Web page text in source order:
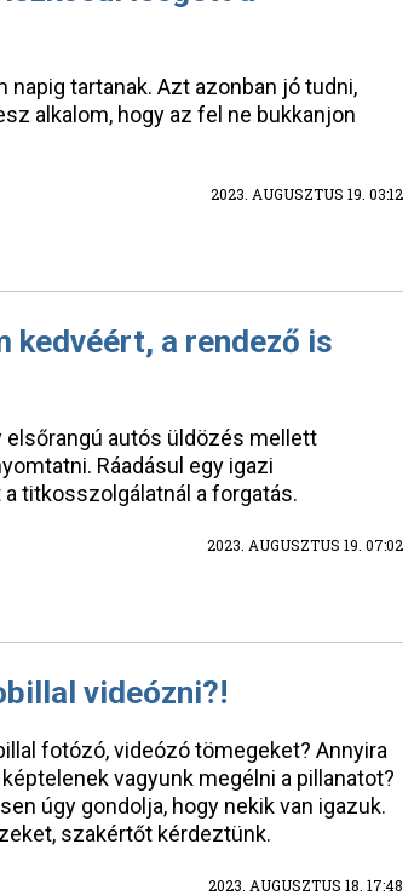
napig tartanak. Azt azonban jó tudni,
alkalom, hogy az fel ne bukkanjon
2023. AUGUSZTUS 19. 03:12
kedvéért, a rendező is
elsőrangú autós üldözés mellett
Ráadásul egy igazi
titkosszolgálatnál a forgatás.
2023. AUGUSZTUS 19. 07:02
videózni?!
fotózó, videózó tömegeket? Annyira
vagyunk megélni a pillanatot?
úgy gondolja, hogy nekik van igazuk.
szakértőt kérdeztünk.
2023. AUGUSZTUS 18. 17:48